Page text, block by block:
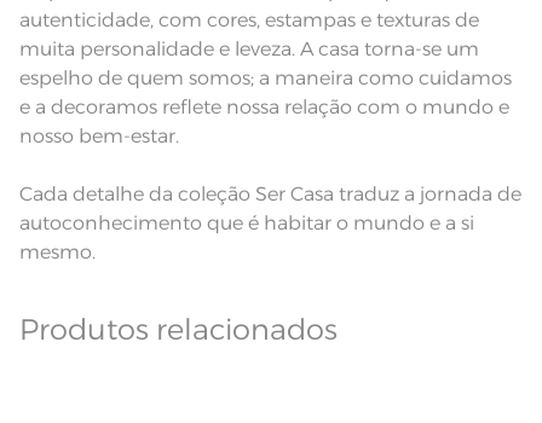
autenticidade, com cores, estampas e texturas de
muita personalidade e leveza. A casa torna-se um
espelho de quem somos; a maneira como cuidamos
e a decoramos reflete nossa relação com o mundo e
nosso bem-estar.
Cada detalhe da coleção Ser Casa traduz a jornada de
autoconhecimento que é habitar o mundo e a si
mesmo.
Produtos relacionados